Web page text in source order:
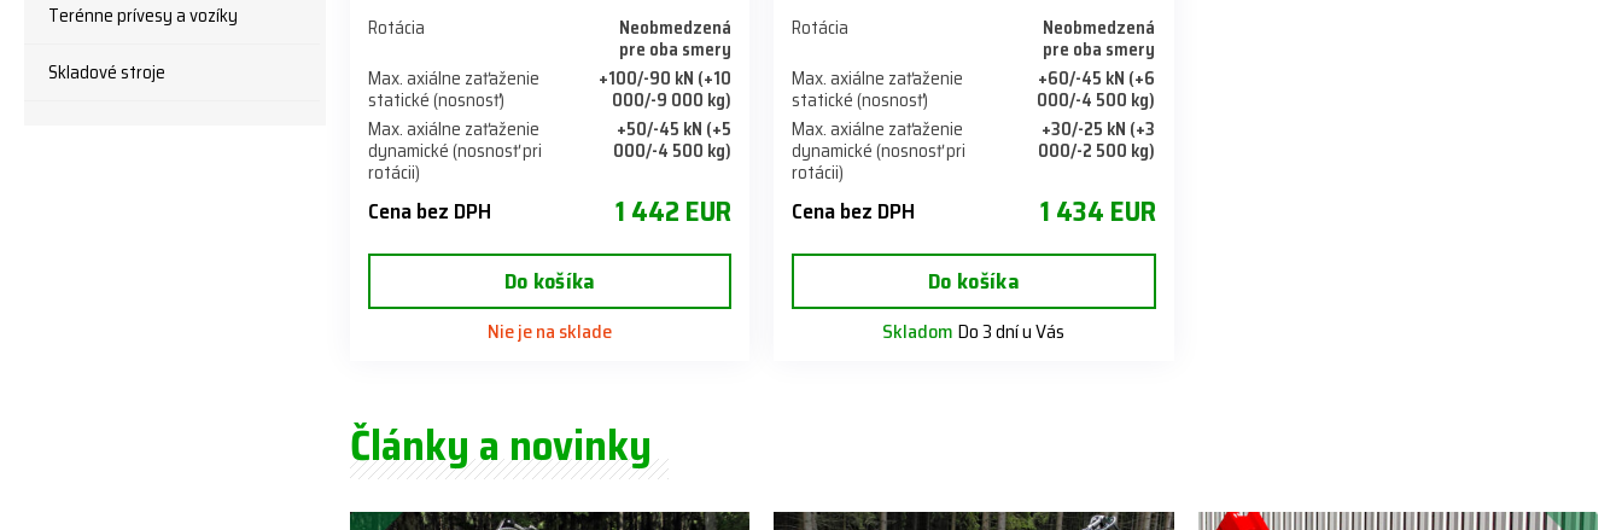
Terénne prívesy a vozíky
Skladové stroje
Rotácia Neobmedzená
pre oba smery
Max. axiálne zaťaženie
statické (nosnosť)
+100/-90 kN (+10
000/-9 000 kg)
Max. axiálne zaťaženie
dynamické (nosnosť pri
rotácii)
+50/-45 kN (+5
000/-4 500 kg)
Cena bez DPH 1 442 EUR
Do košíka
Nie je na sklade
Rotácia Neobmedzená
pre oba smery
Max. axiálne zaťaženie
statické (nosnosť)
+60/-45 kN (+6
000/-4 500 kg)
Max. axiálne zaťaženie
dynamické (nosnosť pri
rotácii)
+30/-25 kN (+3
000/-2 500 kg)
Cena bez DPH 1 434 EUR
Do košíka
Skladom Do 3 dní u Vás
Články a novinky